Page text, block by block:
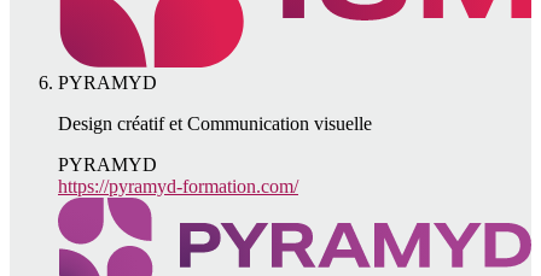
PYRAMYD
Design créatif et Communication visuelle
PYRAMYD
https://pyramyd-formation.com/